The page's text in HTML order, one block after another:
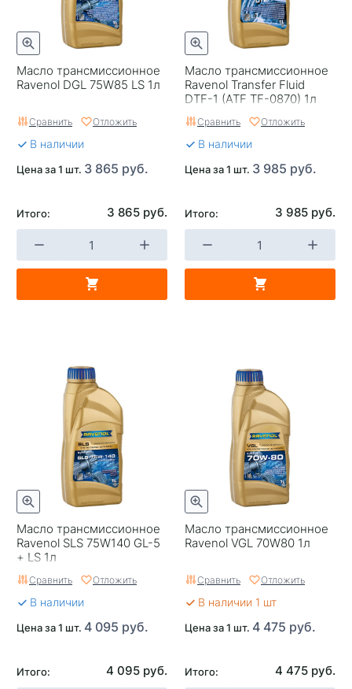
Масло трансмиссионное
Ravenol DGL 75W85 LS 1л
Сравнить Отложить
В наличии
Цена за 1 шт. 3 865 руб.
Итого: 3 865 руб.
Масло трансмиссионное
Ravenol Transfer Fluid
DTF-1 (ATF TF-0870) 1л
Сравнить Отложить
В наличии
Цена за 1 шт. 3 985 руб.
Итого: 3 985 руб.
Масло трансмиссионное
Ravenol SLS 75W140 GL-5
+ LS 1л
Сравнить Отложить
В наличии
Цена за 1 шт. 4 095 руб.
Итого: 4 095 руб.
Масло трансмиссионное
Ravenol VGL 70W80 1л
Сравнить Отложить
В наличии 1 шт
Цена за 1 шт. 4 475 руб.
Итого: 4 475 руб.